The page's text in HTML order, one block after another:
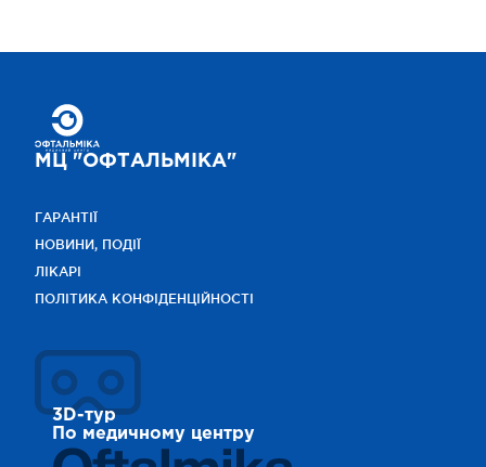
МЦ "ОФТАЛЬМІКА"
ГАРАНТІЇ
НОВИНИ, ПОДІЇ
ЛІКАРІ
ПОЛІТИКА КОНФІДЕНЦІЙНОСТІ
3D-тур
По медичному центру